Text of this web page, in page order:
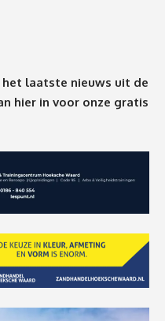
laatste nieuws uit de
hier in voor onze gratis